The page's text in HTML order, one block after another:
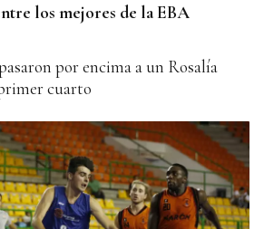
los mejores de la EBA
por encima a un Rosalía
cuarto